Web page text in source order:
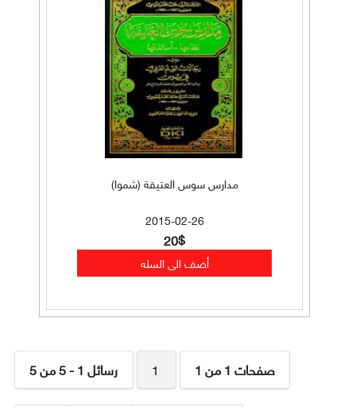
مدارس سوس العتيقة (شموا)
2015-02-26
20$
رسائل 1 - 5 من 5 1 صفحات 1 من 1